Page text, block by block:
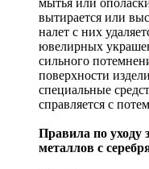
мытья или
вытирается или
налет с них
ювелирных
сильного
поверхности
специальные
справляется с
Правила по уходу
металлов с